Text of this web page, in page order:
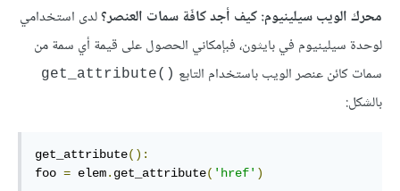
محرك الويب سيلينيوم: كيف أجد كافّة سمات العنصر؟لدى استخدامي
لوحدة سيلينيوم في بايثون، فبإمكاني الحصول على قيمة أي سمة من
سمات كائن عنصر الويب باستخدام التابع ()get_attribute
بالشكل:
get_attribute():
foo = elem. get_attribute( 'href' )